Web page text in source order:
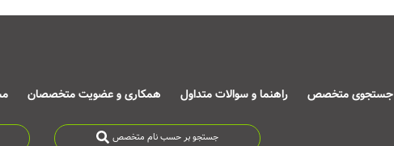
جستجوی متخصص راهنما و سوالات متداول همکاری و عضویت متخصصان
جستجو بر حسب نام متخصص